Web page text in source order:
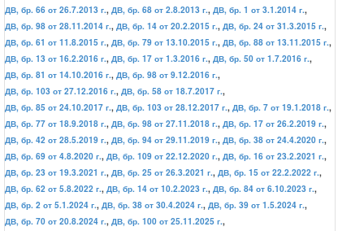
ДВ, бр. 66 от 26.7.2013 г., ДВ, бр. 68 от 2.8.2013 г., ДВ, бр. 1 от 3.1.2014 г.,
ДВ, бр. 98 от 28.11.2014 г., ДВ, бр. 14 от 20.2.2015 г., ДВ, бр. 24 от 31.3.2015 г.,
ДВ, бр. 61 от 11.8.2015 г., ДВ, бр. 79 от 13.10.2015 г., ДВ, бр. 88 от 13.11.2015 г.,
ДВ, бр. 13 от 16.2.2016 г., ДВ, бр. 17 от 1.3.2016 г., ДВ, бр. 50 от 1.7.2016 г.,
ДВ, бр. 81 от 14.10.2016 г., ДВ, бр. 98 от 9.12.2016 г.,
ДВ, бр. 103 от 27.12.2016 г., ДВ, бр. 58 от 18.7.2017 г.,
ДВ, бр. 85 от 24.10.2017 г., ДВ, бр. 103 от 28.12.2017 г., ДВ, бр. 7 от 19.1.2018 г.,
ДВ, бр. 77 от 18.9.2018 г., ДВ, бр. 98 от 27.11.2018 г., ДВ, бр. 17 от 26.2.2019 г.,
ДВ, бр. 42 от 28.5.2019 г., ДВ, бр. 94 от 29.11.2019 г., ДВ, бр. 38 от 24.4.2020 г.,
ДВ, бр. 69 от 4.8.2020 г., ДВ, бр. 109 от 22.12.2020 г., ДВ, бр. 16 от 23.2.2021 г.,
ДВ, бр. 23 от 19.3.2021 г., ДВ, бр. 25 от 26.3.2021 г., ДВ, бр. 15 от 22.2.2022 г.,
ДВ, бр. 62 от 5.8.2022 г., ДВ, бр. 14 от 10.2.2023 г., ДВ, бр. 84 от 6.10.2023 г.,
ДВ, бр. 2 от 5.1.2024 г., ДВ, бр. 38 от 30.4.2024 г., ДВ, бр. 39 от 1.5.2024 г.,
ДВ, бр. 70 от 20.8.2024 г., ДВ, бр. 100 от 25.11.2025 г.,